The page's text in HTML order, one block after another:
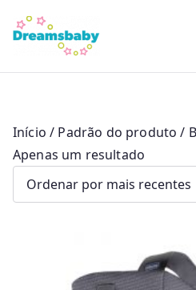
para
conteúdo
Início / Padrão do produto /
Apenas um resultado